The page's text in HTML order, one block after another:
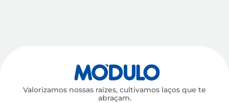
Valorizamos nossas raízes, cultivamos laços que te
abraçam.